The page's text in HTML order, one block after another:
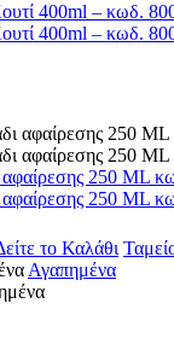
400ml – κωδ.
400ml – κωδ.
250 ML
250 ML
το Καλάθι
Αγαπημένα